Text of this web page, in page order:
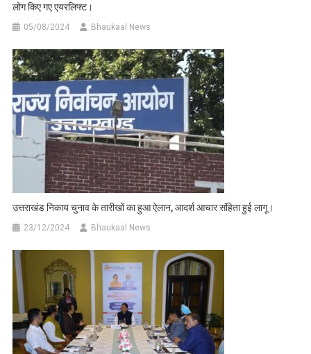
लोग किए गए एयरलिफ्ट।
05/08/2024 Bhaukaal News
उत्तराखंड निकाय चुनाव के तारीखों का हुआ ऐलान, आदर्श आचार संहिता हुई लागू।
23/12/2024 Bhaukaal News